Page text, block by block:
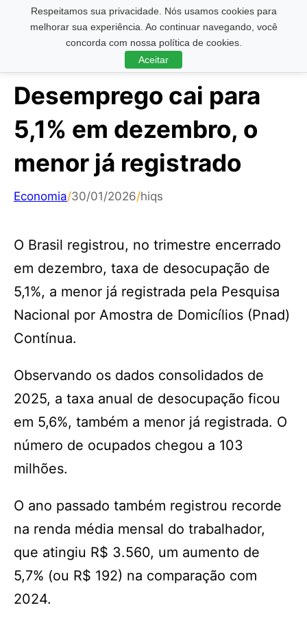
Respeitamos sua privacidade. Nós usamos cookies para
melhorar sua experiência. Ao continuar navegando, você
concorda com nossa política de cookies.
Aceitar
Pesquisar ...
Desemprego cai para
5,1% em dezembro, o
menor já registrado
Economia/30/01/2026/hiqs
O Brasil registrou, no trimestre encerrado
em dezembro, taxa de desocupação de
5,1%, a menor já registrada pela Pesquisa
Nacional por Amostra de Domicílios (Pnad)
Contínua.
Observando os dados consolidados de
2025, a taxa anual de desocupação ficou
em 5,6%, também a menor já registrada. O
número de ocupados chegou a 103
milhões.
O ano passado também registrou recorde
na renda média mensal do trabalhador,
que atingiu R$ 3.560, um aumento de
5,7% (ou R$ 192) na comparação com
2024.